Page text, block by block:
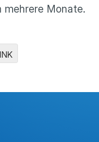
mehrere Monate.